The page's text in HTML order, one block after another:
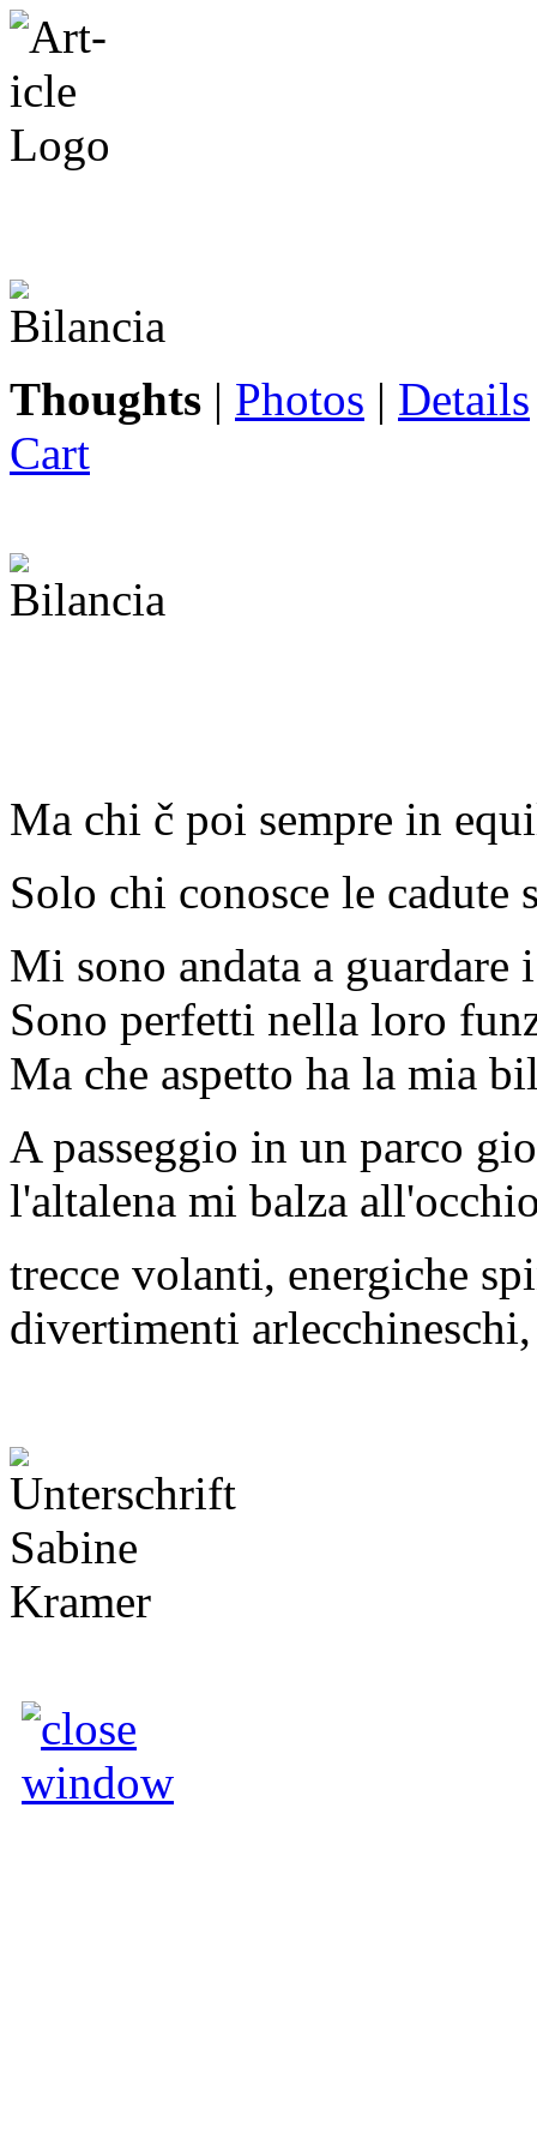
Thoughts | Photos | Details
Cart
Ma chi č poi sempre in
Solo chi conosce le cadute
Mi sono andata a
Sono perfetti nella loro
Ma che aspetto ha la mia
A passeggio in un parco
l'altalena mi balza
trecce volanti, energiche
divertimenti